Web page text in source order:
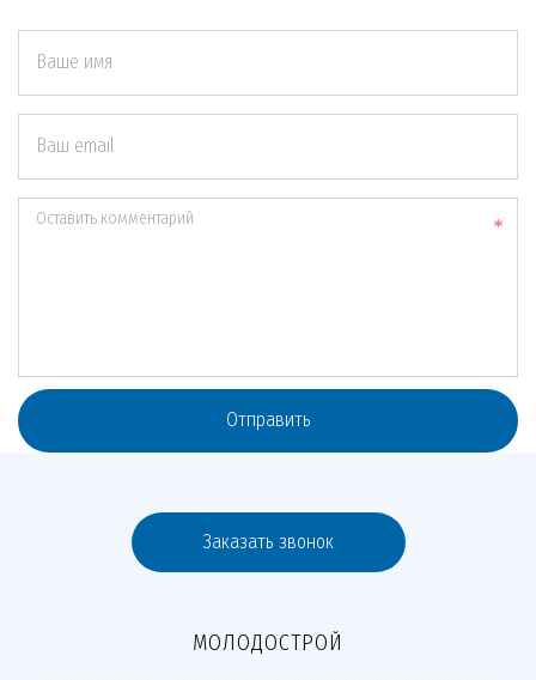
Ваше имя
Ваш email
Оставить комментарий
Отправить
Заказать звонок
МОЛОДОСТРОЙ